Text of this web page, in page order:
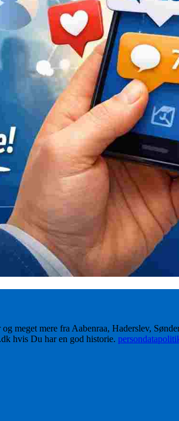
meget mere fra Aabenraa, Haderslev,
hvis Du har en god historie.